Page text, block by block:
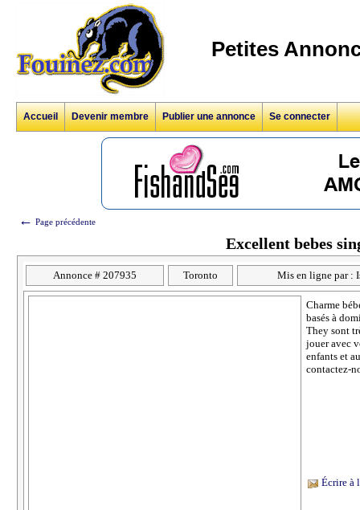
Petites
Accueil Devenir membre Publier une annonce Se connecter
← Page précédente
Excellent bebes
Annonce # 207935 Toronto Mis en ligne par :
Charme
basés à
They sont
jouer avec
enfants et
contactez-
Écrire à